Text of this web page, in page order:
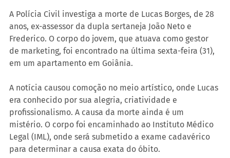
A Polícia Civil investiga a morte de Lucas Borges, de 28
anos, ex-assessor da dupla sertaneja João Neto e
Frederico. O corpo do jovem, que atuava como gestor
de marketing, foi encontrado na última sexta-feira (31),
em um apartamento em Goiânia.
A notícia causou comoção no meio artístico, onde Lucas
era conhecido por sua alegria, criatividade e
profissionalismo. A causa da morte ainda é um
mistério. O corpo foi encaminhado ao Instituto Médico
Legal (IML), onde será submetido a exame cadavérico
para determinar a causa exata do óbito.